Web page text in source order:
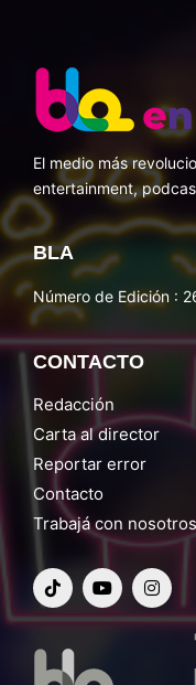
El medio más
entertainment,
BLA
Número de Edición :
CONTACTO
Redacción
Carta al director
Reportar error
Contacto
Trabajá con nosotros